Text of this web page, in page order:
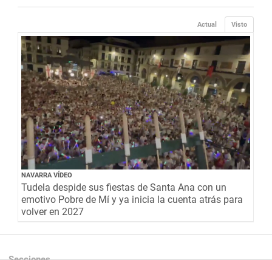
Visto
Actual
NAVARRA VÍDEO
Tudela despide sus fiestas de Santa Ana con un
emotivo Pobre de Mí y ya inicia la cuenta atrás para
volver en 2027